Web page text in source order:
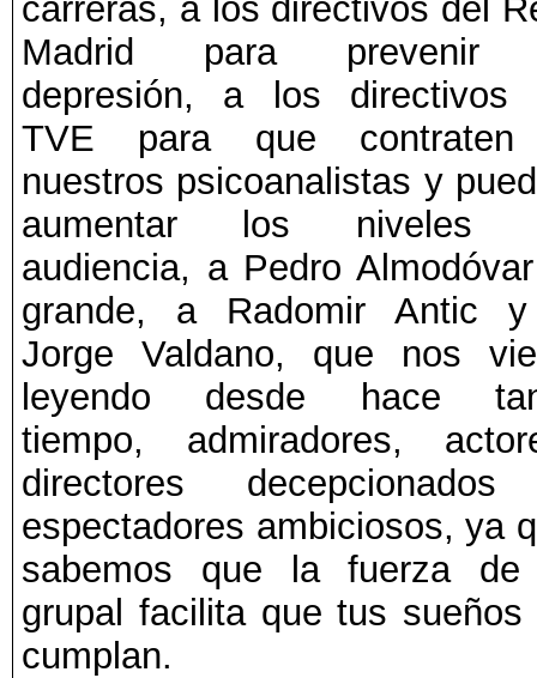
carreras, a los directivos del
Madrid para prevenir
depresión, a los directivos
TVE para que
nuestros psicoanalistas y
aumentar los niveles
audiencia, a Pedro
grande, a Radomir Antic
Jorge Valdano, que nos
leyendo desde hace
tiempo, admiradores,
directores
espectadores ambiciosos, ya
sabemos que la fuerza
grupal facilita que tus sueños
cumplan.